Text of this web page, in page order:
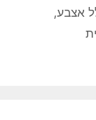
אצבע,